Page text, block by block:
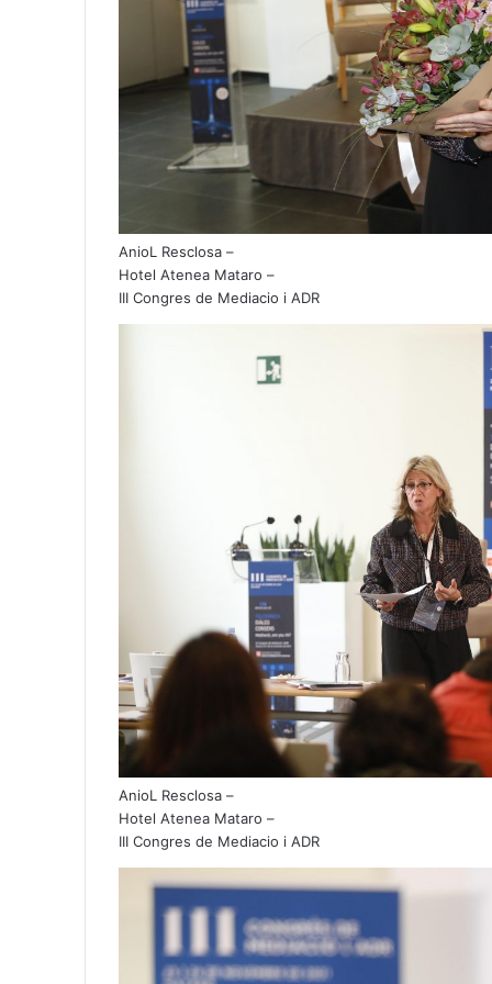
AnioL Resclosa –
Hotel Atenea Mataro –
III Congres de Mediacio i ADR
AnioL Resclosa –
Hotel Atenea Mataro –
III Congres de Mediacio i ADR